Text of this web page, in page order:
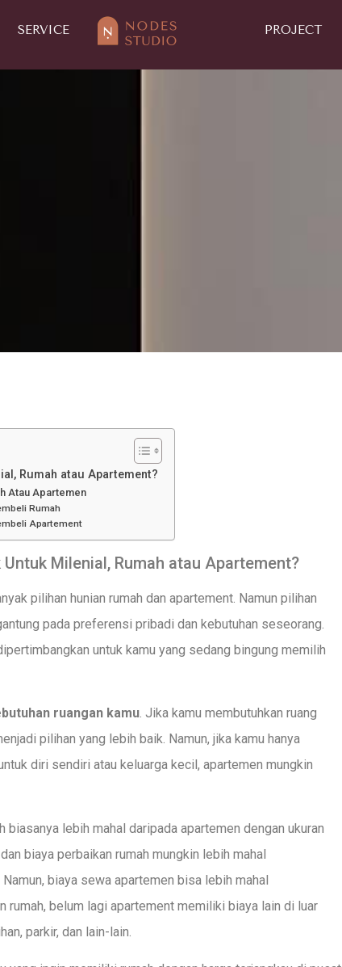
SERVICE PROJECT
Rumah atau Apartement?
Atau Apartemen
Rumah
Apartement
Milenial, Rumah atau Apartement?
pilihan hunian rumah dan apartement. Namun pilihan
pada preferensi pribadi dan kebutuhan seseorang.
untuk kamu yang sedang bingung memilih
ruangan kamu. Jika kamu membutuhkan ruang
pilihan yang lebih baik. Namun, jika kamu hanya
diri sendiri atau keluarga kecil, apartemen mungkin
biasanya lebih mahal daripada apartemen dengan ukuran
biaya perbaikan rumah mungkin lebih mahal
biaya sewa apartemen bisa lebih mahal
rumah, belum lagi apartement memiliki biaya lain di luar
parkir, dan lain-lain.